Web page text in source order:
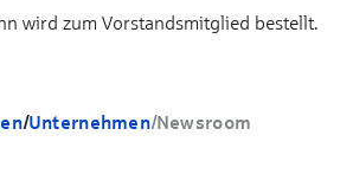
wird zum Vorstandsmitglied bestellt.
/Unternehmen/Newsroom